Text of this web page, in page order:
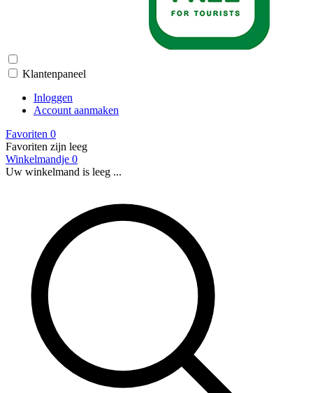
Klantenpaneel
Inloggen
Account aanmaken
Favoriten 0
Favoriten zijn leeg
Winkelmandje 0
Uw winkelmand is leeg ...